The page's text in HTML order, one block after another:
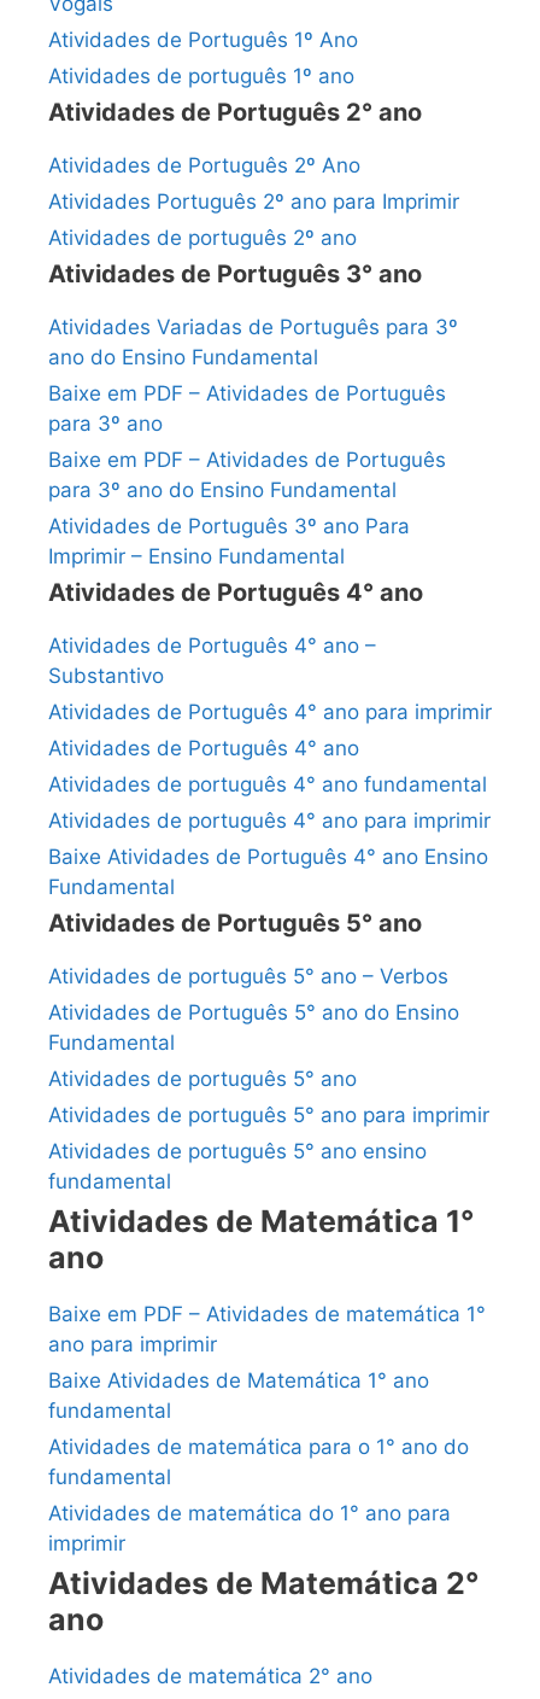
Atividades de Português 1º Ano
Atividades de português 1º ano
Atividades de Português 2° ano
Atividades de Português 2º Ano
Atividades Português 2º ano para Imprimir
Atividades de português 2º ano
Atividades de Português 3° ano
Atividades Variadas de Português para 3º
ano do Ensino Fundamental
Baixe em PDF – Atividades de Português
para 3º ano
Baixe em PDF – Atividades de Português
para 3º ano do Ensino Fundamental
Atividades de Português 3º ano Para
Imprimir – Ensino Fundamental
Atividades de Português 4° ano
Atividades de Português 4° ano –
Substantivo
Atividades de Português 4° ano para imprimir
Atividades de Português 4° ano
Atividades de português 4° ano fundamental
Atividades de português 4° ano para imprimir
Baixe Atividades de Português 4° ano Ensino
Fundamental
Atividades de Português 5° ano
Atividades de português 5° ano – Verbos
Atividades de Português 5° ano do Ensino
Fundamental
Atividades de português 5° ano
Atividades de português 5° ano para imprimir
Atividades de português 5° ano ensino
fundamental
Atividades de Matemática 1°
ano
Baixe em PDF – Atividades de matemática 1°
ano para imprimir
Baixe Atividades de Matemática 1° ano
fundamental
Atividades de matemática para o 1° ano do
fundamental
Atividades de matemática do 1° ano para
imprimir
Atividades de Matemática 2°
ano
Atividades de matemática 2° ano